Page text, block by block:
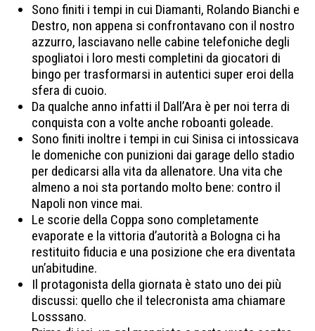
Sono finiti i tempi in cui Diamanti, Rolando Bianchi e
Destro, non appena si confrontavano con il nostro
azzurro, lasciavano nelle cabine telefoniche degli
spogliatoi i loro mesti completini da giocatori di
bingo per trasformarsi in autentici super eroi della
sfera di cuoio.
Da qualche anno infatti il Dall’Ara è per noi terra di
conquista con a volte anche roboanti goleade.
Sono finiti inoltre i tempi in cui Sinisa ci intossicava
le domeniche con punizioni dai garage dello stadio
per dedicarsi alla vita da allenatore. Una vita che
almeno a noi sta portando molto bene: contro il
Napoli non vince mai.
Le scorie della Coppa sono completamente
evaporate e la vittoria d’autorità a Bologna ci ha
restituito fiducia e una posizione che era diventata
un’abitudine.
Il protagonista della giornata è stato uno dei più
discussi: quello che il telecronista ama chiamare
Losssano.